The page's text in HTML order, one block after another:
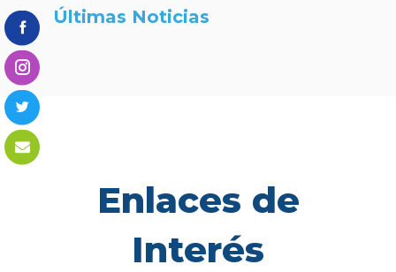
Últimas Noticias
Enlaces de
Interés